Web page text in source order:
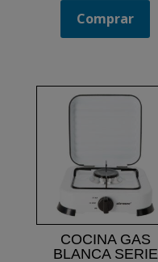
Comprar
COCINA GAS
BLANCA SERIE